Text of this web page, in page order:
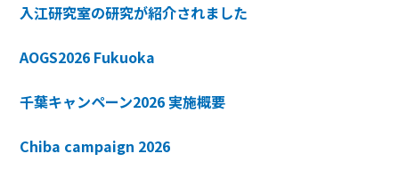
入江研究室の研究が紹介されました
AOGS2026 Fukuoka
千葉キャンペーン2026 実施概要
Chiba campaign 2026